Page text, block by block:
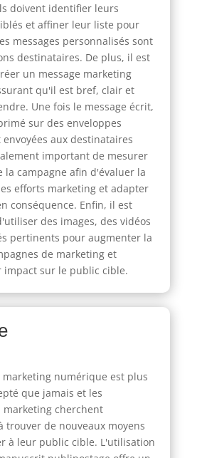
doivent identifier leurs
et affiner leur liste pour
messages personnalisés sont
destinataires. De plus, il est
un message marketing
qu'il est bref, clair et
Une fois le message écrit,
sur des enveloppes
aux destinataires
important de mesurer
la campagne afin d'évaluer la
efforts marketing et adapter
conséquence. Enfin, il est
des images, des vidéos
pertinents pour augmenter la
de marketing et
impact sur le public cible.
numérique est plus
que jamais et les
marketing cherchent
trouver de nouveaux moyens
à leur public cible. L'utilisation